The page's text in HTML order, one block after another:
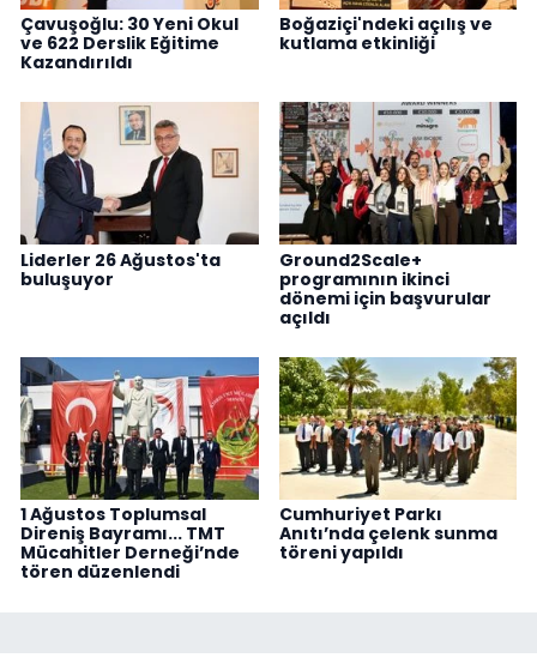
Çavuşoğlu: 30 Yeni Okul
ve 622 Derslik Eğitime
Kazandırıldı
Boğaziçi'ndeki açılış ve
kutlama etkinliği
Liderler 26 Ağustos'ta
buluşuyor
Ground2Scale+
programının ikinci
dönemi için başvurular
açıldı
1 Ağustos Toplumsal
Direniş Bayramı... TMT
Mücahitler Derneği’nde
tören düzenlendi
Cumhuriyet Parkı
Anıtı’nda çelenk sunma
töreni yapıldı